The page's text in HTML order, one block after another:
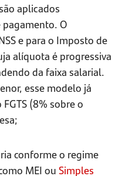
aplicados
O
e para o Imposto de
alíquota é progressiva
da faixa salarial.
esse modelo já
(8% sobre o
conforme o regime
MEI ou Simples